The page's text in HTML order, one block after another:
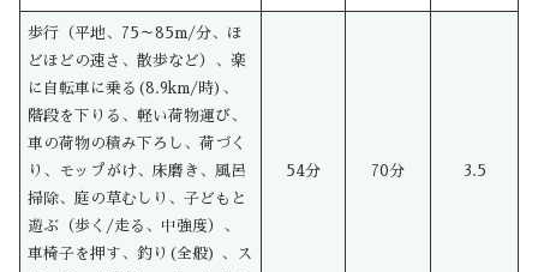
歩行（平地、75～85m/分、ほ
どほどの速さ、散歩など）、楽
に自転車に乗る(8.9km/時)、
階段を下りる、軽い荷物運び、
車の荷物の積み下ろし、荷づく
り、モップがけ、床磨き、風呂
掃除、庭の草むしり、子どもと
遊ぶ（歩く/走る、中強度）、
車椅子を押す、釣り(全般) 、ス
54分 70分 3.5